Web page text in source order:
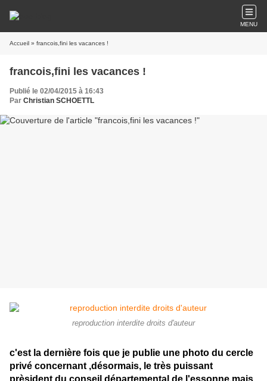
MENU
Accueil » francois,fini les vacances !
francois,fini les vacances !
Publié le 02/04/2015 à 16:43
Par Christian SCHOETTL
reproduction interdite droits d'auteur
c'est la dernière fois que je publie une photo du cercle
privé concernant ,désormais, le très puissant